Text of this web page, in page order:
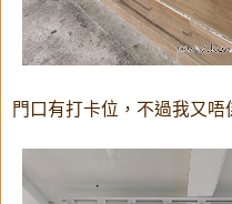
門口有打卡位，不過我又